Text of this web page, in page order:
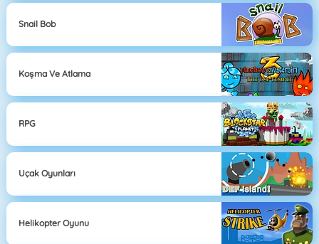
Snail Bob
Koşma Ve Atlama
RPG
Uçak Oyunları
Helikopter Oyunu